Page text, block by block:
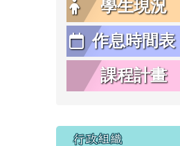
學生現況
作息時間表
課程計畫
行政組織